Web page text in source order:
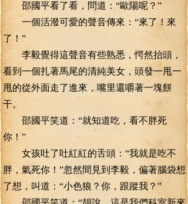
邵國平看了看，問道：“歐陽呢？”
一個活潑可愛的聲音傳來：“來了！來
了！”
李毅覺得這聲音有些熟悉，愕然抬頭，
看到一個扎著馬尾的清純美女，頭發一甩一
甩的從外面走了進來，嘴里還嚼著一塊餅
干。
邵國平笑道：“就知道吃，看不胖死
你！”
女孩吐了吐紅紅的舌頭：“我就是吃不
胖，氣死你！”忽然間見到李毅，偏著腦袋想
了想，叫道：“小色狼？你，跟蹤我？”